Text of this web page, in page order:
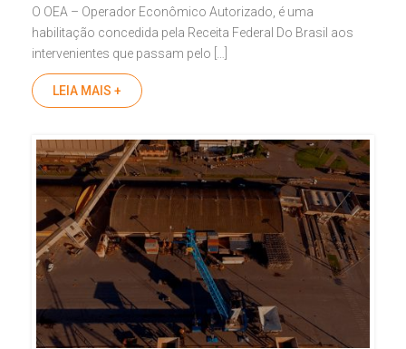
O OEA – Operador Econômico Autorizado, é uma
habilitação concedida pela Receita Federal Do Brasil aos
intervenientes que passam pelo […]
LEIA MAIS +